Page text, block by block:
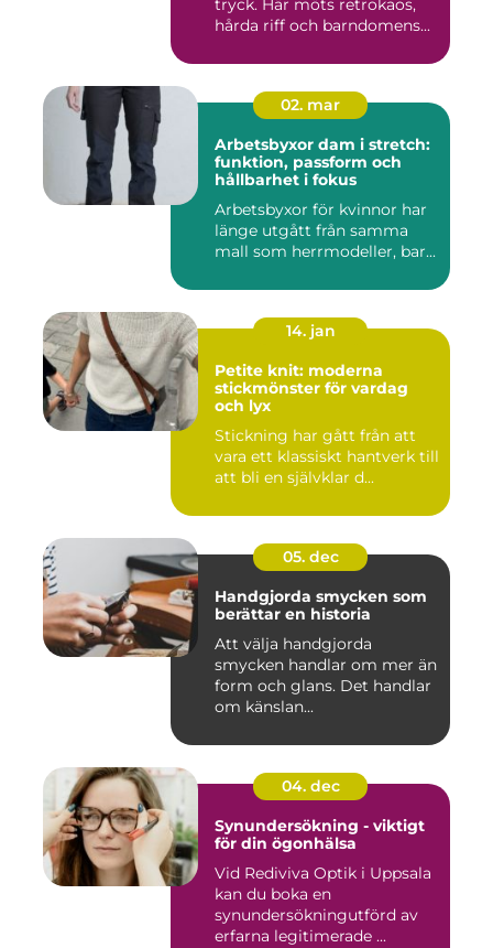
tryck. Här möts retrokaos,
hårda riff och barndomens...
02. mar
Arbetsbyxor dam i stretch:
funktion, passform och
hållbarhet i fokus
Arbetsbyxor för kvinnor har
länge utgått från samma
mall som herrmodeller, bar...
14. jan
Petite knit: moderna
stickmönster för vardag
och lyx
Stickning har gått från att
vara ett klassiskt hantverk till
att bli en självklar d...
05. dec
Handgjorda smycken som
berättar en historia
Att välja handgjorda
smycken handlar om mer än
form och glans. Det handlar
om känslan...
04. dec
Synundersökning - viktigt
för din ögonhälsa
Vid Rediviva Optik i Uppsala
kan du boka en
synundersökningutförd av
erfarna legitimerade ...